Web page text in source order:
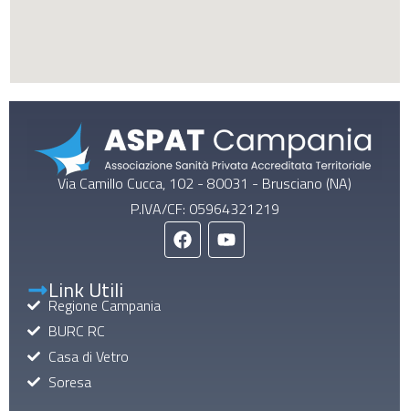
Via Camillo Cucca, 102 - 80031 - Brusciano (NA)
P.IVA/CF: 05964321219
Link Utili
Regione Campania
BURC RC
Casa di Vetro
Soresa